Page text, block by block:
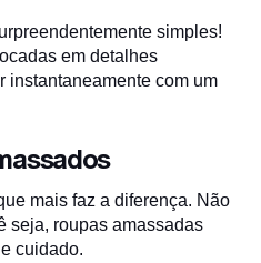
simples!
em detalhes
instantaneamente com um
mais faz a diferença. Não
seja, roupas amassadas
cuidado.